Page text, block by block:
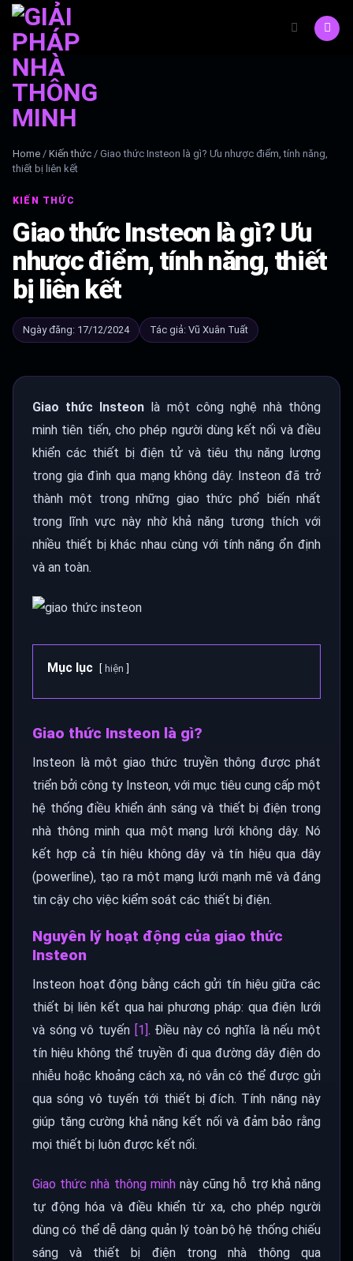
Skip
content
Home / Kiến thức / Giao thức Insteon là gì? Ưu nhược điểm, tính năng,
thiết bị liên kết
KIẾN THỨC
Giao thức Insteon là gì? Ưu
nhược điểm, tính năng, thiết
bị liên kết
Ngày đăng: 17/12/2024 Tác giả: Vũ Xuân Tuất
Giao thức Insteon là một công nghệ nhà thông
minh tiên tiến, cho phép người dùng kết nối và điều
khiển các thiết bị điện tử và tiêu thụ năng lượng
trong gia đình qua mạng không dây. Insteon đã trở
thành một trong những giao thức phổ biến nhất
trong lĩnh vực này nhờ khả năng tương thích với
nhiều thiết bị khác nhau cùng với tính năng ổn định
và an toàn.
Mục lục hiện
Giao thức Insteon là gì?
Insteon là một giao thức truyền thông được phát
triển bởi công ty Insteon, với mục tiêu cung cấp một
hệ thống điều khiển ánh sáng và thiết bị điện trong
nhà thông minh qua một mạng lưới không dây. Nó
kết hợp cả tín hiệu không dây và tín hiệu qua dây
(powerline), tạo ra một mạng lưới mạnh mẽ và đáng
tin cậy cho việc kiểm soát các thiết bị điện.
Nguyên lý hoạt động của giao thức
Insteon
Insteon hoạt động bằng cách gửi tín hiệu giữa các
thiết bị liên kết qua hai phương pháp: qua điện lưới
và sóng vô tuyến [1]. Điều này có nghĩa là nếu một
tín hiệu không thể truyền đi qua đường dây điện do
nhiễu hoặc khoảng cách xa, nó vẫn có thể được gửi
qua sóng vô tuyến tới thiết bị đích. Tính năng này
giúp tăng cường khả năng kết nối và đảm bảo rằng
mọi thiết bị luôn được kết nối.
Giao thức nhà thông minhnày cũng hỗ trợ khả năng
tự động hóa và điều khiển từ xa, cho phép người
dùng có thể dễ dàng quản lý toàn bộ hệ thống chiếu
sáng và thiết bị điện trong nhà thông qua